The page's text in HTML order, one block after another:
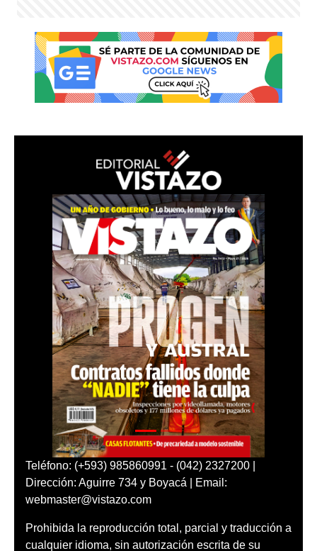
Teléfono: (+593) 985860991 - (042) 2327200 |
Dirección: Aguirre 734 y Boyacá | Email:
webmaster@vistazo.com
Prohibida la reproducción total, parcial y traducción a
cualquier idioma, sin autorización escrita de su